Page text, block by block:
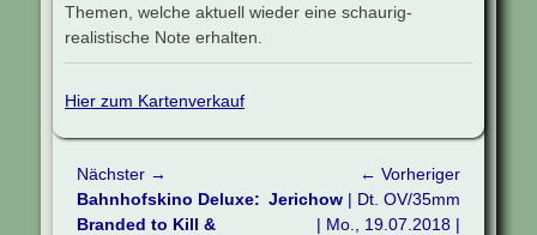
Themen, welche aktuell wieder eine schaurig-
realistische Note erhalten.
Hier zum Kartenverkauf
Beitragsnavigation
← Vorheriger
Vorheriger
Beitrag:
Jerichow | Dt. OV/35mm
| Mo., 19.07.2018 |
Nächster →
Nächster
Beitrag:
Bahnhofskino Deluxe:
Branded to Kill &